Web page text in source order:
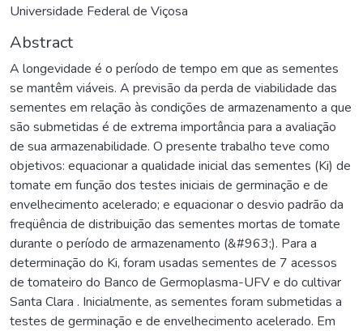
Universidade Federal de Viçosa
Abstract
A longevidade é o período de tempo em que as sementes
se mantêm viáveis. A previsão da perda de viabilidade das
sementes em relação às condições de armazenamento a que
são submetidas é de extrema importância para a avaliação
de sua armazenabilidade. O presente trabalho teve como
objetivos: equacionar a qualidade inicial das sementes (Ki) de
tomate em função dos testes iniciais de germinação e de
envelhecimento acelerado; e equacionar o desvio padrão da
freqüência de distribuição das sementes mortas de tomate
durante o período de armazenamento (&#963;). Para a
determinação do Ki, foram usadas sementes de 7 acessos
de tomateiro do Banco de Germoplasma-UFV e do cultivar
Santa Clara . Inicialmente, as sementes foram submetidas a
testes de germinação e de envelhecimento acelerado. Em